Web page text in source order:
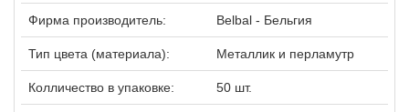
Фирма производитель: Belbal - Бельгия
Тип цвета (материала): Металлик и перламутр
Колличество в упаковке: 50 шт.